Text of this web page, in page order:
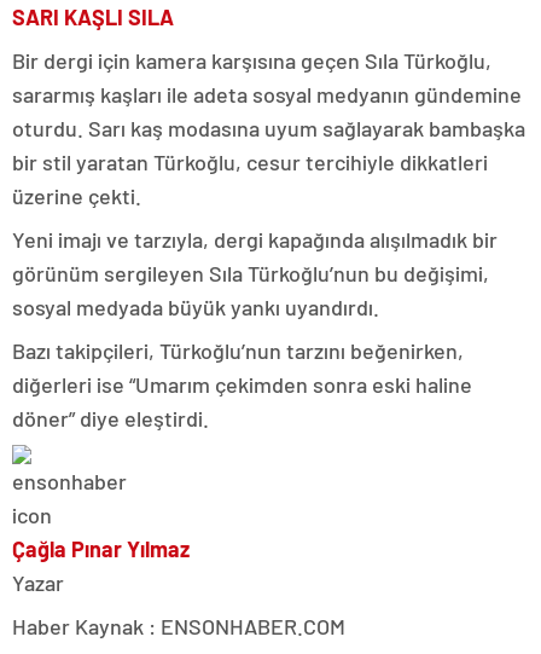
SARI KAŞLI SILA
Bir dergi için kamera karşısına geçen Sıla Türkoğlu,
sararmış kaşları ile adeta sosyal medyanın gündemine
oturdu. Sarı kaş modasına uyum sağlayarak bambaşka
bir stil yaratan Türkoğlu, cesur tercihiyle dikkatleri
üzerine çekti.
Yeni imajı ve tarzıyla, dergi kapağında alışılmadık bir
görünüm sergileyen Sıla Türkoğlu’nun bu değişimi,
sosyal medyada büyük yankı uyandırdı.
Bazı takipçileri, Türkoğlu’nun tarzını beğenirken,
diğerleri ise “Umarım çekimden sonra eski haline
döner” diye eleştirdi.
Çağla Pınar Yılmaz
Yazar
Haber Kaynak : ENSONHABER.COM